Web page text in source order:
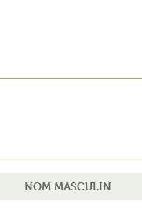
NOM MASCULIN